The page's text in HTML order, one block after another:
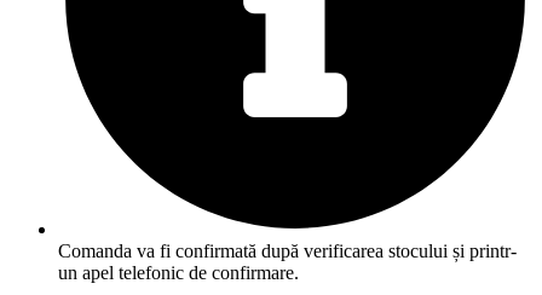
Comanda va fi confirmată după verificarea stocului și printr-
un apel telefonic de confirmare.